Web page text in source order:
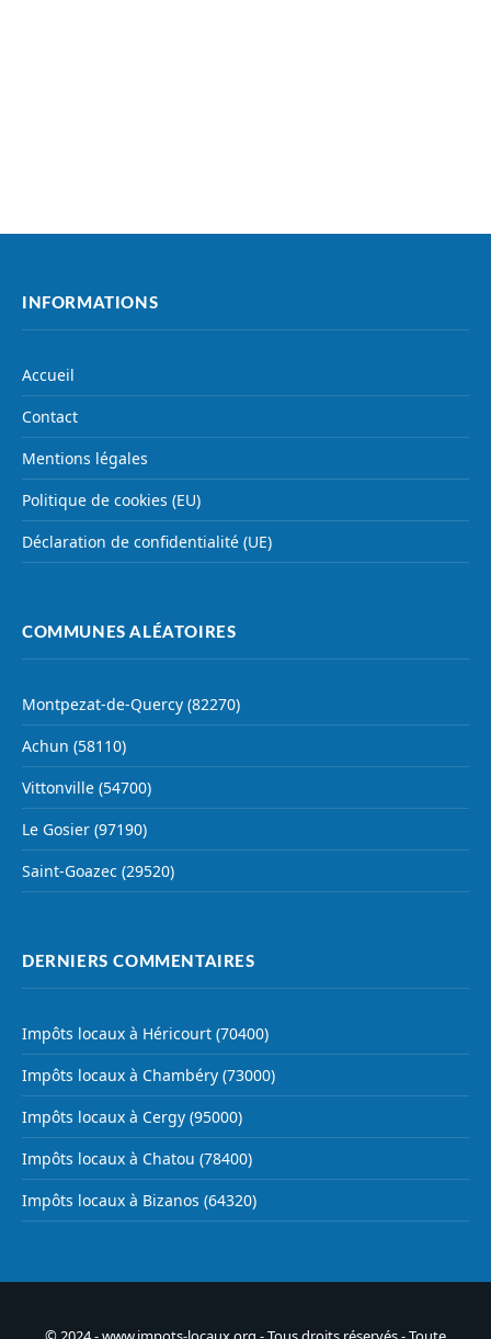
INFORMATIONS
Accueil
Contact
Mentions légales
Politique de cookies (EU)
Déclaration de confidentialité (UE)
COMMUNES ALÉATOIRES
Montpezat-de-Quercy (82270)
Achun (58110)
Vittonville (54700)
Le Gosier (97190)
Saint-Goazec (29520)
DERNIERS COMMENTAIRES
Impôts locaux à Héricourt (70400)
Impôts locaux à Chambéry (73000)
Impôts locaux à Cergy (95000)
Impôts locaux à Chatou (78400)
Impôts locaux à Bizanos (64320)